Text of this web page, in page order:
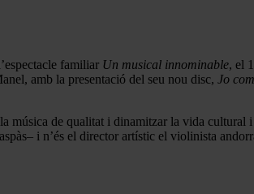
familiar Un musical innominable, el
amb la presentació del seu nou disc, Jo
de qualitat i dinamitzar la vida cultural
i n’és el director artístic el violinista